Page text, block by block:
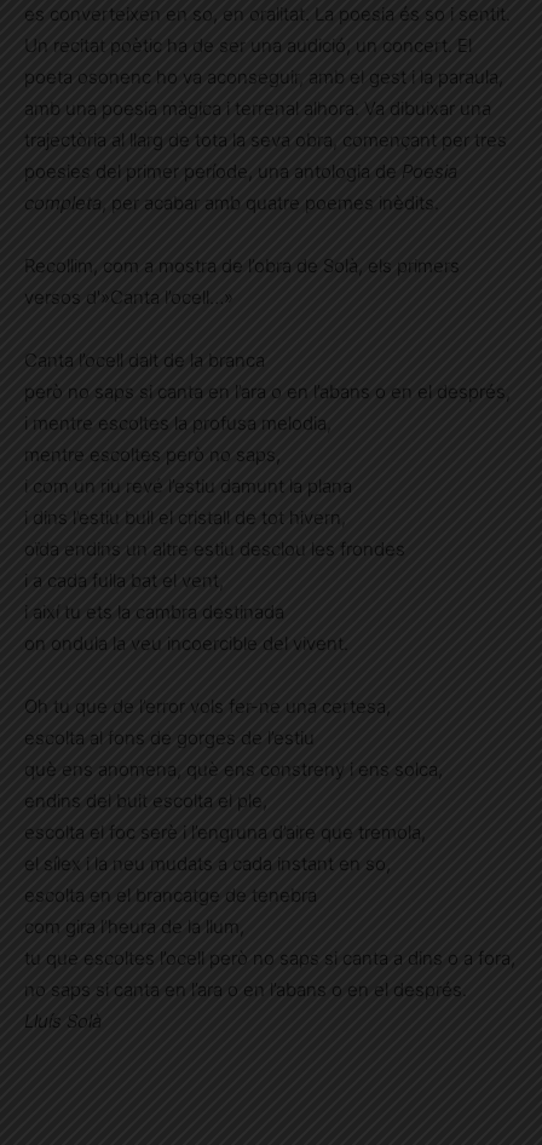
es converteixen en so, en oralitat. La poesia és so i sentit.
Un recitat poètic ha de ser una audició, un concert. El
poeta osonenc ho va aconseguir, amb el gest i la paraula,
amb una poesia màgica i terrenal alhora. Va dibuixar una
trajectòria al llarg de tota la seva obra, començant per tres
poesies del primer període, una antologia de Poesia
completa , per acabar amb quatre poemes inèdits.
Recollim, com a mostra de l’obra de Solà, els primers
versos d'»Canta l’ocell…»
Canta l’ocell dalt de la branca
però no saps si canta en l’ara o en l’abans o en el després,
i mentre escoltes la profusa melodia,
mentre escoltes però no saps,
i com un riu revé l’estiu damunt la plana
i dins l’estiu bull el cristall de tot hivern,
oïda endins un altre estiu desclou les frondes
i a cada fulla bat el vent,
i així tu ets la cambra destinada
on ondula la veu incoercible del vivent.
Oh tu que de l’error vols fer-ne una certesa,
escolta al fons de gorges de l’estiu
què ens anomena, què ens constreny i ens solca,
endins del buit escolta el ple,
escolta el foc serè i l’engruna d’aire que tremola,
el sílex i la neu mudats a cada instant en so,
escolta en el brancatge de tenebra
com gira l’heura de la llum,
tu que escoltes l’ocell però no saps si canta a dins o a fora,
no saps si canta en l’ara o en l’abans o en el després.
Lluís Solà